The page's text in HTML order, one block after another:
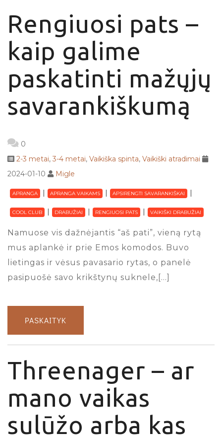
Rengiuosi pats –
kaip galime
paskatinti mažųjų
savarankiškumą
0
2-3 metai, 3-4 metai, Vaikiška spinta, Vaikiški atradimai
2024-01-10
Migle
APRANGA APRANGA VAIKAMS APSIRENGTI SAVARANKIŠKAI
COOL CLUB DRABUŽIAI RENGIUOSI PATS VAIKIŠKI DRABUŽIAI
Namuose vis dažnėjantis “aš pati”, vieną rytą
mus aplankė ir prie Emos komodos. Buvo
lietingas ir vėsus pavasario rytas, o panelė
pasipuošė savo krikštynų suknele,[…]
PASKAITYK
Threenager – ar
mano vaikas
sulūžo arba kas